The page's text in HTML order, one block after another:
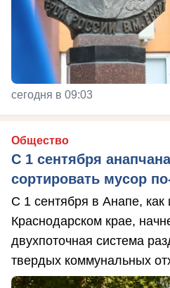
сегодня в 09:03
Общество
С 1 сентября
сортировать мусор
С 1 сентября в Анапе, как
Краснодарском крае,
двухпоточная система
твердых коммунальных